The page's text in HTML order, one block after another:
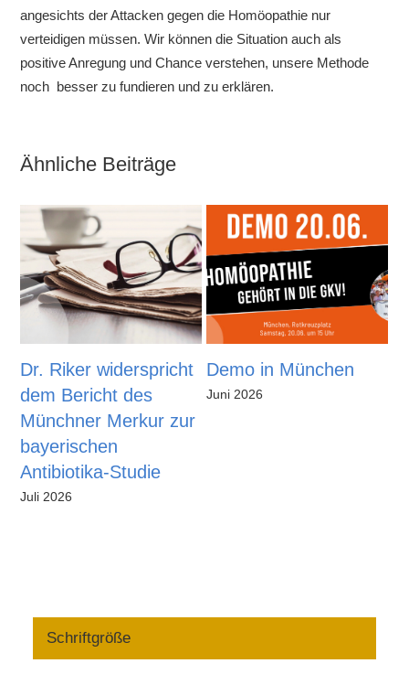
angesichts der Attacken gegen die Homöopathie nur
verteidigen müssen. Wir können die Situation auch als
positive Anregung und Chance verstehen, unsere Methode
noch besser zu fundieren und zu erklären.
Ähnliche Beiträge
Dr. Riker widerspricht
dem Bericht des
Münchner Merkur zur
bayerischen
Antibiotika-Studie
Juli 2026
Demo in München
Juni 2026
Schriftgröße